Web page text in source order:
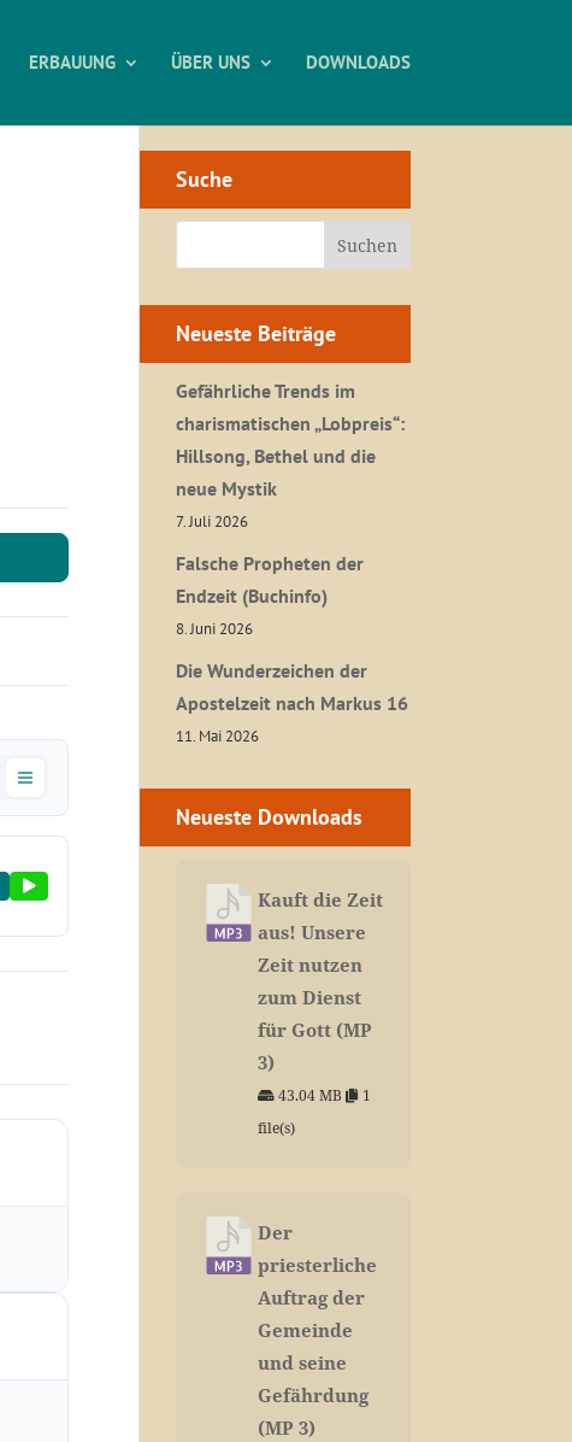
ERBAUUNG ÜBER UNS DOWNLOADS
Suche
Neueste Beiträge
Gefährliche Trends im
charismatischen „Lobpreis“:
Hillsong, Bethel und die
neue Mystik
7. Juli 2026
Falsche Propheten der
Endzeit (Buchinfo)
8. Juni 2026
Die Wunderzeichen der
Apostelzeit nach Markus 16
11. Mai 2026
Neueste Downloads
Kauft die Zeit
aus! Unsere
Zeit nutzen
zum Dienst
für Gott (MP
3)
43.04 MB
1
file(s)
Der
priesterliche
Auftrag der
Gemeinde
und seine
Gefährdung
(MP 3)